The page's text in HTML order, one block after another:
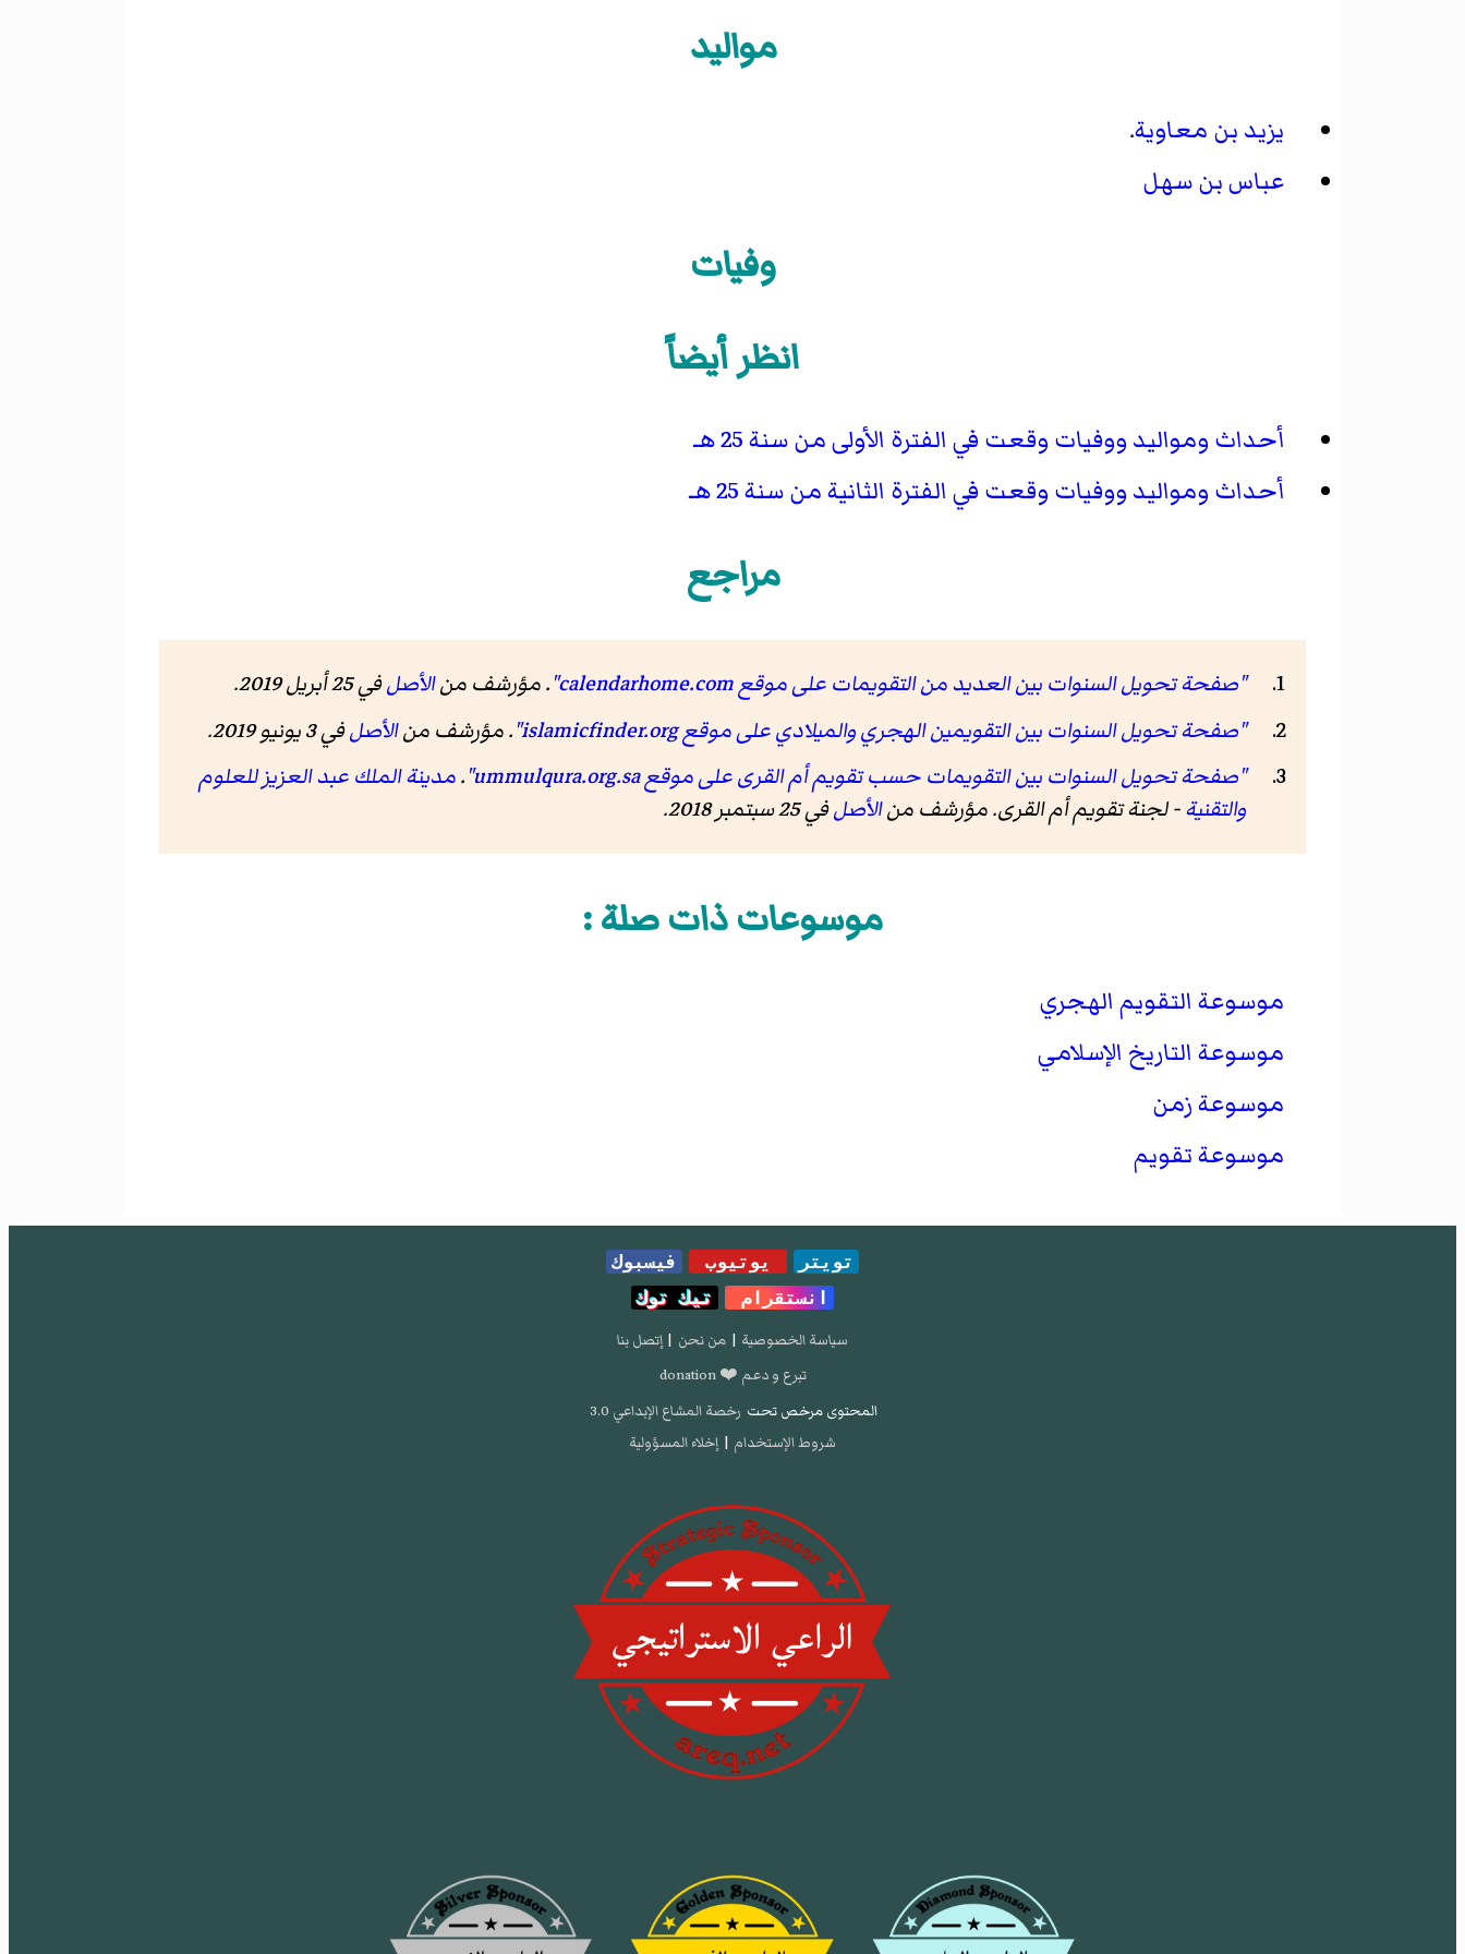
مواليد
يزيد بن معاوية.
عباس بن سهل
وفيات
انظر أيضاً
أحداث ومواليد ووفيات وقعت في الفترة الأولى من سنة 25 هـ
أحداث ومواليد ووفيات وقعت في الفترة الثانية من سنة 25 هـ
مراجع
"صفحة تحويل السنوات بين العديد من التقويمات على موقع calendarhome.com" . مؤرشف منالأصلفي 25 أبريل 2019.
"صفحة تحويل السنوات بين التقويمين الهجري والميلادي على موقع islamicfinder.org"
. مؤرشف منالأصلفي 3 يونيو 2019.
"صفحة تحويل السنوات بين التقويمات حسب تقويم أم القرى على موقع ummulqura.org.sa"
.مدينة الملك عبد العزيز للعلوم
والتقنية- لجنة تقويم أم القرى. مؤرشف منالأصلفي 25 سبتمبر 2018.
موسوعات ذات صلة :
موسوعة التقويم الهجري
موسوعة التاريخ الإسلامي
موسوعة زمن
موسوعة تقويم
تويتر يوتيوب
فيسبوك
انستقرام
تيك توك
سياسة الخصوصية | من نحن | إتصل بنا
تبرع و دعم ❤️ donation
المحتوى مرخص تحت رخصة المشاع الإبداعي 3.0
شروط الإستخدام | إخلاء المسؤولية